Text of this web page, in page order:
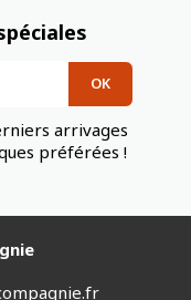
arrivages
préférées !